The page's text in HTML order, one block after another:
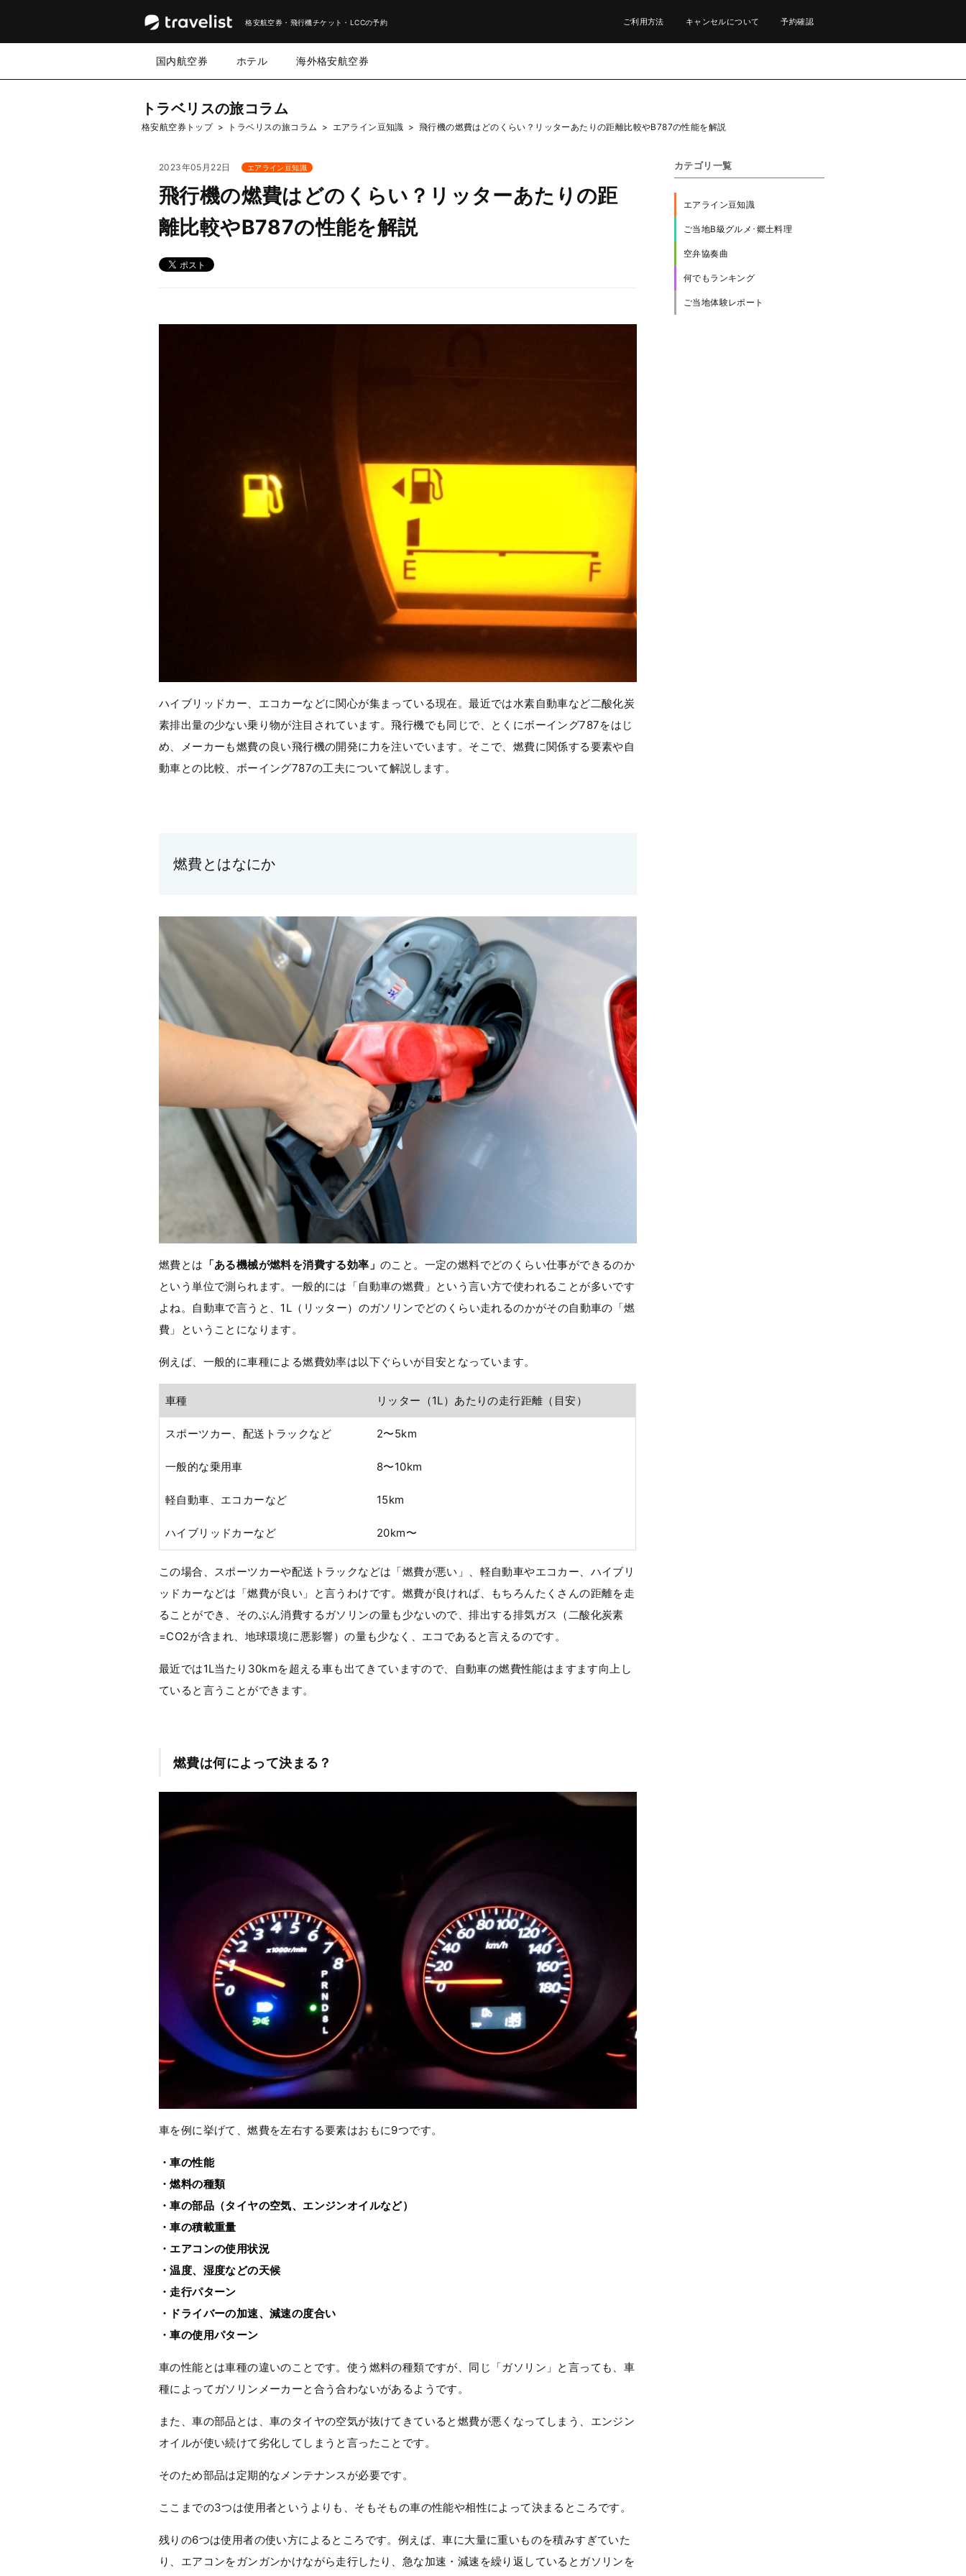
格安航空券・飛行機チケット・LCCの予約 予約確認
キャンセルについて
ご利用方法
国内航空券 ホテル 海外格安航空券
トラベリスの旅コラム
格安航空券トップ> トラベリスの旅コラム > エアライン豆知識 >飛行機の燃費はどのくらい？リッターあたりの距離比較やB787の性能を解説
2023年05月22日 エアライン豆知識
飛行機の燃費はどのくらい？リッターあたりの距
離比較やB787の性能を解説
ハイブリッドカー、エコカーなどに関心が集まっている現在。最近では水素自動車など二酸化炭
素排出量の少ない乗り物が注目されています。飛行機でも同じで、とくにボーイング787をはじ
め、メーカーも燃費の良い飛行機の開発に力を注いでいます。そこで、燃費に関係する要素や自
動車との比較、ボーイング787の工夫について解説します。
燃費とはなにか
燃費とは 「ある機械が燃料を消費する効率」のこと。一定の燃料でどのくらい仕事ができるのか
という単位で測られます。一般的には「自動車の燃費」という言い方で使われることが多いです
よね。自動車で言うと、1L（リッター）のガソリンでどのくらい走れるのかがその自動車の「燃
費」ということになります。
例えば、一般的に車種による燃費効率は以下ぐらいが目安となっています。
車種 リッター（1L）あたりの走行距離（目安）
スポーツカー、配送トラックなど 2〜5km
一般的な乗用車 8〜10km
軽自動車、エコカーなど 15km
ハイブリッドカーなど 20km〜
この場合、スポーツカーや配送トラックなどは「燃費が悪い」、軽自動車やエコカー、ハイブリ
ッドカーなどは「燃費が良い」と言うわけです。燃費が良ければ、もちろんたくさんの距離を走
ることができ、そのぶん消費するガソリンの量も少ないので、排出する排気ガス（二酸化炭素
=CO2が含まれ、地球環境に悪影響）の量も少なく、エコであると言えるのです。
最近では1L当たり30kmを超える車も出てきていますので、自動車の燃費性能はますます向上し
ていると言うことができます。
燃費は何によって決まる？
車を例に挙げて、燃費を左右する要素はおもに9つです。
・車の性能
・燃料の種類
・車の部品（タイヤの空気、エンジンオイルなど）
・車の積載重量
・エアコンの使用状況
・温度、湿度などの天候
・走行パターン
・ドライバーの加速、減速の度合い
・車の使用パターン
車の性能とは車種の違いのことです。使う燃料の種類ですが、同じ「ガソリン」と言っても、車
種によってガソリンメーカーと合う合わないがあるようです。
また、車の部品とは、車のタイヤの空気が抜けてきていると燃費が悪くなってしまう、エンジン
オイルが使い続けて劣化してしまうと言ったことです。
そのため部品は定期的なメンテナンスが必要です。
ここまでの3つは使用者というよりも、そもそもの車の性能や相性によって決まるところです。
残りの6つは使用者の使い方によるところです。例えば、車に大量に重いものを積みすぎていた
り、エアコンをガンガンかけながら走行したり、急な加速・減速を繰り返しているとガソリンを
カテゴリ一覧
エアライン豆知識
ご当地B級グルメ･郷土料理
空弁協奏曲
何でもランキング
ご当地体験レポート